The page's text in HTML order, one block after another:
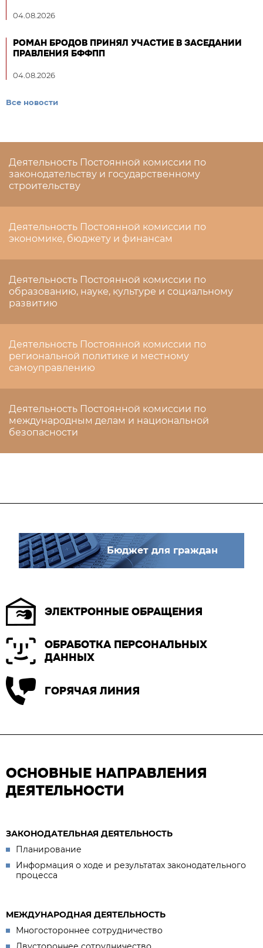
04.08.2026
РОМАН БРОДОВ ПРИНЯЛ УЧАСТИЕ В ЗАСЕДАНИИ
ПРАВЛЕНИЯ БФФПП
04.08.2026
Все новости
Деятельность Постоянной комиссии по
законодательству и государственному
строительству
Деятельность Постоянной комиссии по
экономике, бюджету и финансам
Деятельность Постоянной комиссии по
образованию, науке, культуре и социальному
развитию
Деятельность Постоянной комиссии по
региональной политике и местному
самоуправлению
Деятельность Постоянной комиссии по
международным делам и национальной
безопасности
Бюджет для граждан
ЭЛЕКТРОННЫЕ ОБРАЩЕНИЯ
ОБРАБОТКА ПЕРСОНАЛЬНЫХ
ДАННЫХ
ГОРЯЧАЯ ЛИНИЯ
ОСНОВНЫЕ НАПРАВЛЕНИЯ
ДЕЯТЕЛЬНОСТИ
ЗАКОНОДАТЕЛЬНАЯ ДЕЯТЕЛЬНОСТЬ
Планирование
Информация о ходе и результатах законодательного
процесса
МЕЖДУНАРОДНАЯ ДЕЯТЕЛЬНОСТЬ
Многостороннее сотрудничество